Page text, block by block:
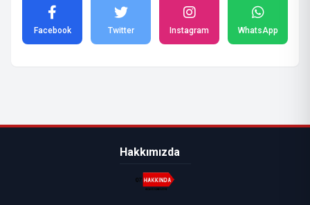
Facebook Twitter Instagram WhatsApp
Hakkımızda